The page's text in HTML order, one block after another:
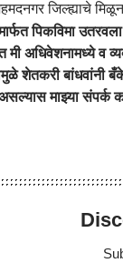
जिल्ह्याचे
पिकविमा
मी अधिवेशनामध्ये व
शेतकरी बांधवांनी
माझ्या संपर्क